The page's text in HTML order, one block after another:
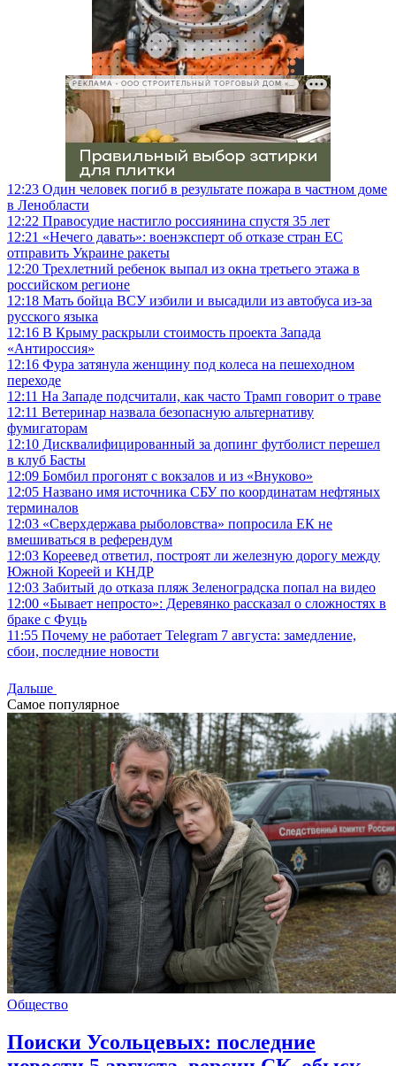
РЕКЛАМА • ООО СТРОИТЕЛЬНЫЙ ТОРГОВЫЙ ДОМ «ПЕТРОВИЧ», ИНН 7802348846
12:23 Один человек погиб в результате пожара в частном доме
в Ленобласти
12:22 Правосудие настигло россиянина спустя 35 лет
12:21 «Нечего давать»: военэксперт об отказе стран ЕС
отправить Украине ракеты
12:20 Трехлетний ребенок выпал из окна третьего этажа в
российском регионе
12:18 Мать бойца ВСУ избили и высадили из автобуса из-за
русского языка
12:16 В Крыму раскрыли стоимость проекта Запада
«Антироссия»
12:16 Фура затянула женщину под колеса на пешеходном
переходе
12:11 На Западе подсчитали, как часто Трамп говорит о траве
12:11 Ветеринар назвала безопасную альтернативу
фумигаторам
12:10 Дисквалифицированный за допинг футболист перешел
в клуб Басты
12:09 Бомбил прогонят с вокзалов и из «Внуково»
12:05 Названо имя источника СБУ по координатам нефтяных
терминалов
12:03 «Сверхдержава рыболовства» попросила ЕК не
вмешиваться в референдум
12:03 Кореевед ответил, построят ли железную дорогу между
Южной Кореей и КНДР
12:03 Забитый до отказа пляж Зеленоградска попал на видео
12:00 «Бывает непросто»: Деревянко рассказал о сложностях в
браке с Фуць
11:55 Почему не работает Telegram 7 августа: замедление,
сбои, последние новости
Дальше
Самое популярное
Общество
Поиски Усольцевых: последние